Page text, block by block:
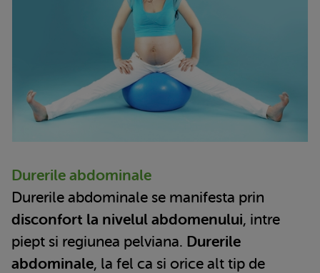
Durerile abdominale
Durerile abdominale se manifesta prin
disconfort la nivelul abdomenului, intre
piept si regiunea pelviana. Durerile
abdominale, la fel ca si orice alt tip de